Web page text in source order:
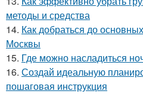
методы и средства
14. Как добраться до
Москвы
15. Где можно насладиться
16. Создай идеальную
пошаговая инструкция